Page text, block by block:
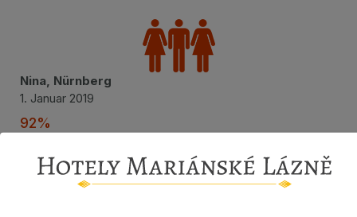
Nina, Nürnberg
1. Januar 2019
92%